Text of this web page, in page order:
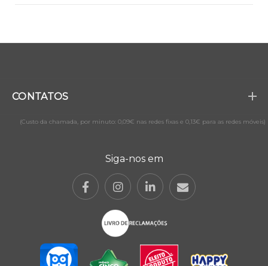
CONTATOS
(Custo da chamada, por minuto: 0,09€ nas redes fixas e 0,13€ para as redes móveis)
Siga-nos em